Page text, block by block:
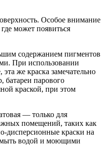
Особое внимание
может появиться
содержанием пигментов
При использовании
же краска замечательно
батареи парового
краской, при этом
— только для
помещений, таких как
дисперсионные краски на
мыть водой и моющими